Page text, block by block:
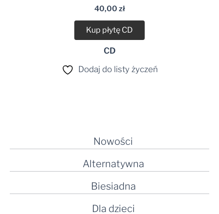
Nowości
Alternatywna
Biesiadna
Dla dzieci
40,00 zł
Kup płytę CD
CD
Dodaj do listy życzeń